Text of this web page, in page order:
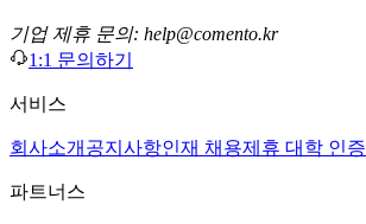
기업 제휴 문의: help@comento.kr
1:1 문의하기
서비스
회사소개 공지사항인재 채용제휴 대학 인증
파트너스